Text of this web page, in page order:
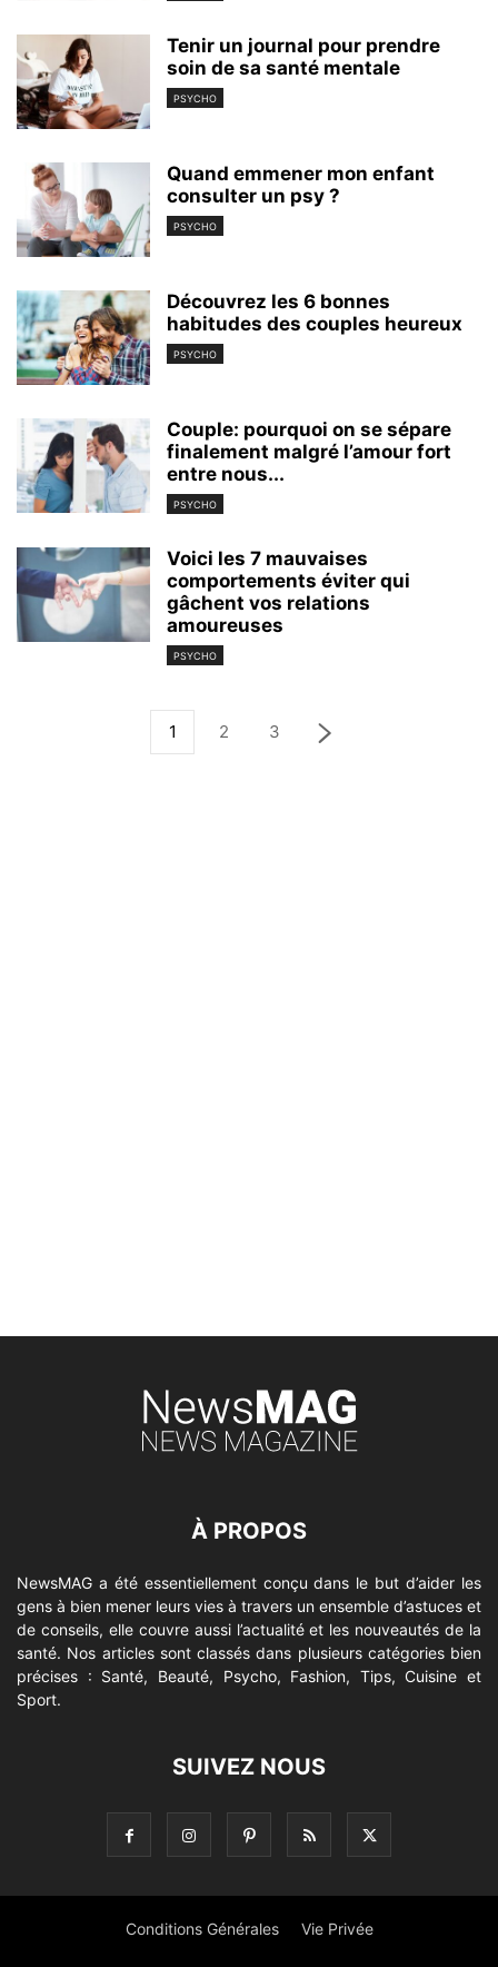
Tenir un journal pour prendre
soin de sa santé mentale
PSYCHO
Quand emmener mon enfant
consulter un psy ?
PSYCHO
Découvrez les 6 bonnes
habitudes des couples heureux
PSYCHO
Couple: pourquoi on se sépare
finalement malgré l’amour fort
entre nous...
PSYCHO
Voici les 7 mauvaises
comportements éviter qui
gâchent vos relations
amoureuses
PSYCHO
1 2 3
À PROPOS
NewsMAG a été essentiellement conçu dans le but d’aider les
gens à bien mener leurs vies à travers un ensemble d’astuces et
de conseils, elle couvre aussi l’actualité et les nouveautés de la
santé. Nos articles sont classés dans plusieurs catégories bien
précises : Santé, Beauté, Psycho, Fashion, Tips, Cuisine et
Sport.
SUIVEZ NOUS
Conditions Générales Vie Privée